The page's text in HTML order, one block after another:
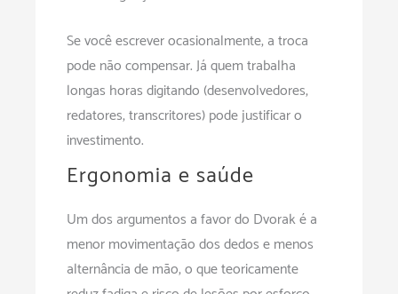
Se você escrever ocasionalmente, a troca
pode não compensar. Já quem trabalha
longas horas digitando (desenvolvedores,
redatores, transcritores) pode justificar o
investimento.
Ergonomia e saúde
Um dos argumentos a favor do Dvorak é a
menor movimentação dos dedos e menos
alternância de mão, o que teoricamente